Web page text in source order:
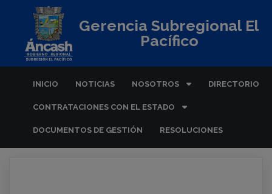
Gerencia Subregional El
Pacífico
INICIO NOTICIAS NOSOTROS DIRECTORIO
CONTRATACIONES CON EL ESTADO
DOCUMENTOS DE GESTIÓN RESOLUCIONES